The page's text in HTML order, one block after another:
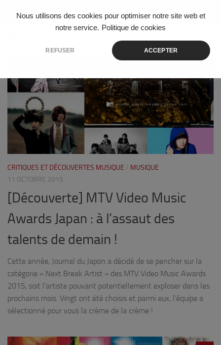
Nous utilisons des cookies pour optimiser notre site web et
notre service. Politique de cookies
REFUSER ACCEPTER
Skip to content
CRITIQUES ET DÉCOUVERTES MUSIQUE / MUSIQUE
11 OCTOBRE 2015
[Découverte] MTV Video Music
Awards Japan : à l’assaut des
talents de demain !
Cette année, Journal du Japon a décidé de se pencher sur la
catégorie « Next Break Artist » des MTV Video Music Awards
2015, soit l’artiste pouvant potentiellement exploser dans les
prochains mois. Vingt ont été choisis et parmi eux, l’équipe a
sélectionné pour vous la crème de la crème !